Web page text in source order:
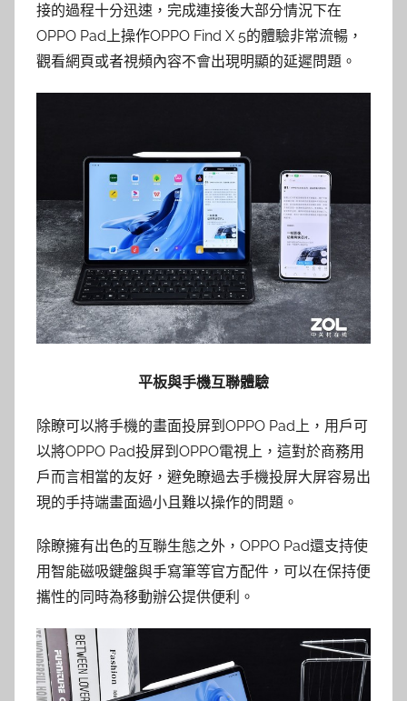
接的過程十分迅速，完成連接後大部分情況下在
OPPO Pad上操作OPPO Find X 5的體驗非常流暢，
觀看網頁或者視頻內容不會出現明顯的延遲問題。
平板與手機互聯體驗
除瞭可以將手機的畫面投屏到OPPO Pad上，用戶可
以將OPPO Pad投屏到OPPO電視上，這對於商務用
戶而言相當的友好，避免瞭過去手機投屏大屏容易出
現的手持端畫面過小且難以操作的問題。
除瞭擁有出色的互聯生態之外，OPPO Pad還支持使
用智能磁吸鍵盤與手寫筆等官方配件，可以在保持便
攜性的同時為移動辦公提供便利。